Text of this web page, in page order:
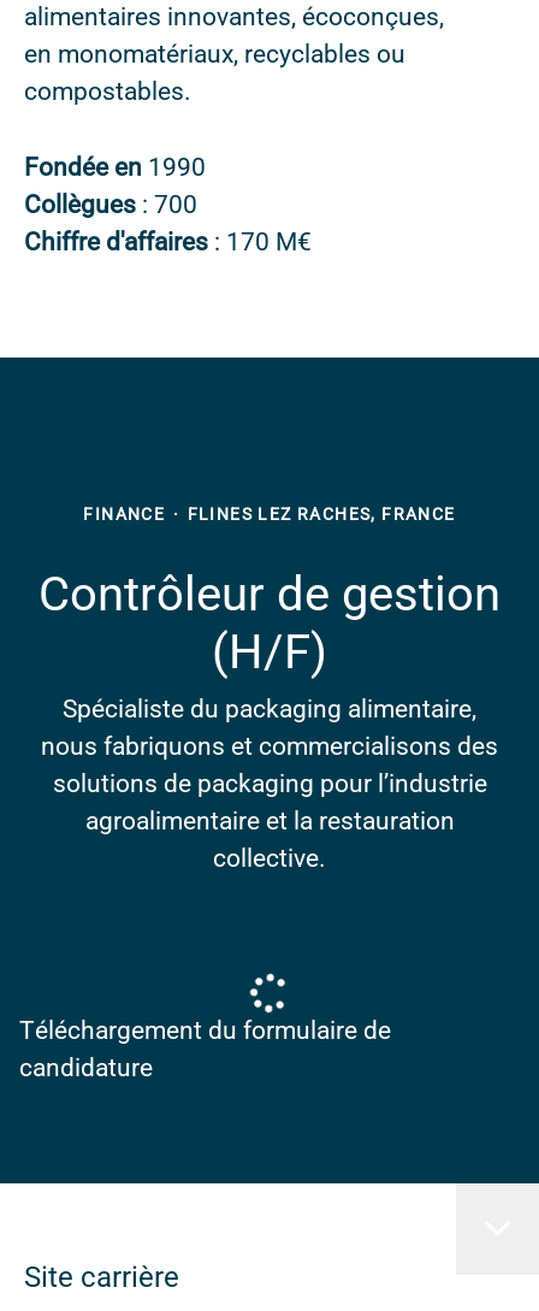
alimentaires innovantes, écoconçues,
en monomatériaux, recyclables ou
compostables.
Fondée en 1990
Collègues : 700
Chiffre d'affaires : 170 M€
FINANCE · FLINES LEZ RACHES, FRANCE
Contrôleur de gestion
(H/F)
Spécialiste du packaging alimentaire,
nous fabriquons et commercialisons des
solutions de packaging pour l’industrie
agroalimentaire et la restauration
collective.
Téléchargement du formulaire de
candidature
Site carrière